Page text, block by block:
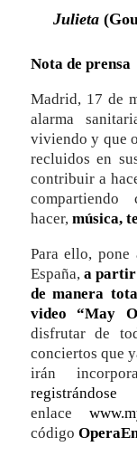
Julieta
Nota de prensa
Madrid, 17 de
alarma
viviendo y que
recluidos en
contribuir a
hacer,música,
Para ello,
España,a partir
de manera
video
“May
disfrutar de
conciertos que
irán
enlace
código